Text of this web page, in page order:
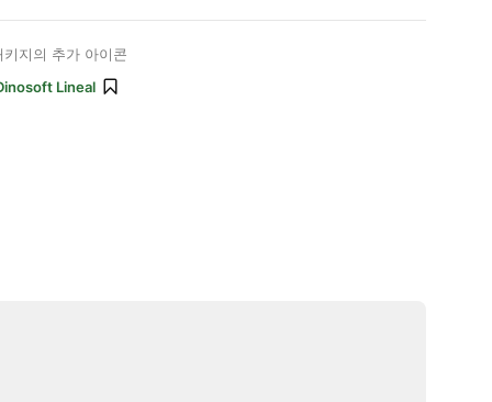
지의 추가 아이콘
Lineal